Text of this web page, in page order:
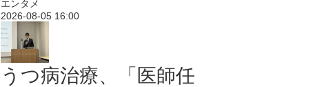
エンタメ
2026-08-05 16:00
うつ病治療、「医師任